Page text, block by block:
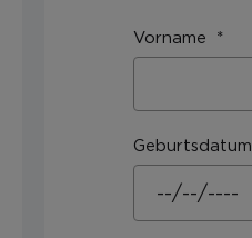
Vorname
Geburtsdatum